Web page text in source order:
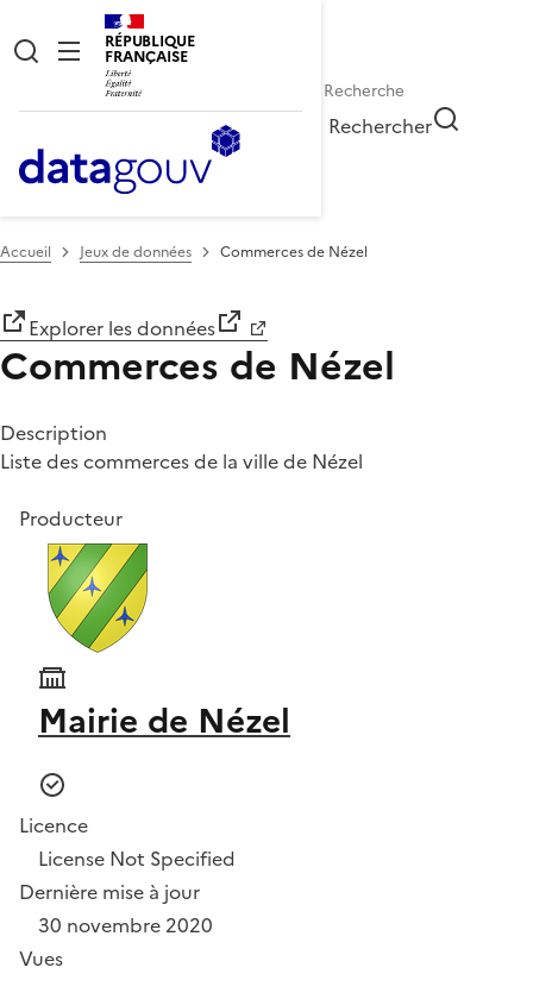
RÉPUBLIQUE
FRANÇAISE
Rechercher
Accueil Jeux de données Commerces de Nézel
Explorer les données
Commerces de Nézel
Description
Liste des commerces de la ville de Nézel
Producteur
Mairie de Nézel
Licence
License Not Specified
Dernière mise à jour
30 novembre 2020
Vues